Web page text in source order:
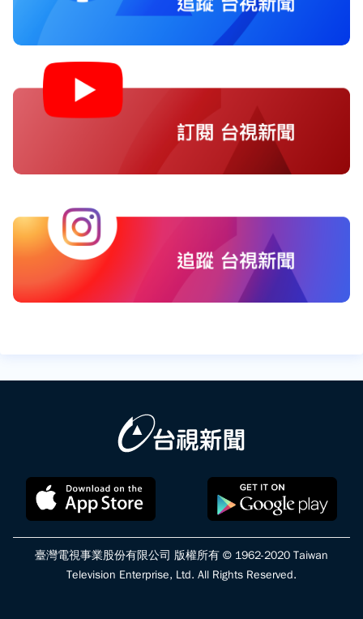
臺灣電視事業股份有限公司 版權所有 © 1962-2020 Taiwan
Television Enterprise, Ltd. All Rights Reserved.